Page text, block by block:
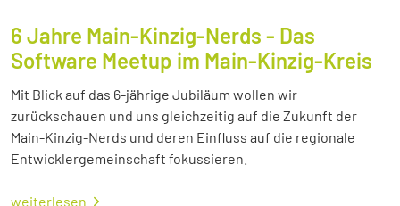
6 Jahre Main-Kinzig-Nerds - Das
Software Meetup im Main-Kinzig-Kreis
Mit Blick auf das 6-jährige Jubiläum wollen wir
zurückschauen und uns gleichzeitig auf die Zukunft der
Main-Kinzig-Nerds und deren Einfluss auf die regionale
Entwicklergemeinschaft fokussieren.
weiterlesen